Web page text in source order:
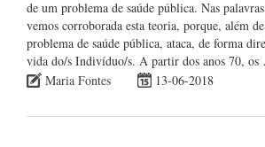
de um problema de saúde pública. Nas
vemos corroborada esta teoria, porque, além
problema de saúde pública, ataca, de forma
vida do/s Indivíduo/s. A partir dos anos 70,
Maria Fontes
13-06-2018